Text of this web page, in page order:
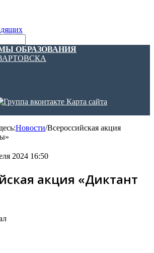
ОБРАЗОВАНИЯ
Карта сайта
Новости/Всероссийская акция
2024 16:50
акция «Диктант